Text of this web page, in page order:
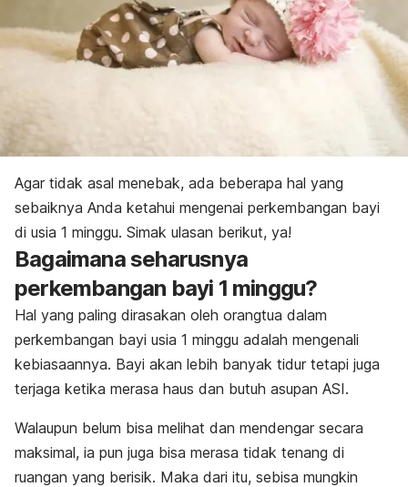
Agar tidak asal menebak, ada beberapa hal yang
sebaiknya Anda ketahui mengenai perkembangan bayi
di usia 1 minggu. Simak ulasan berikut, ya!
Bagaimana seharusnya
perkembangan bayi 1 minggu?
Hal yang paling dirasakan oleh orangtua dalam
perkembangan bayi usia 1 minggu adalah mengenali
kebiasaannya. Bayi akan lebih banyak tidur tetapi juga
terjaga ketika merasa haus dan butuh asupan ASI.
Walaupun belum bisa melihat dan mendengar secara
maksimal, ia pun juga bisa merasa tidak tenang di
ruangan yang berisik. Maka dari itu, sebisa mungkin